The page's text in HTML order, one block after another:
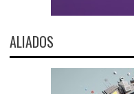
ALIADOS